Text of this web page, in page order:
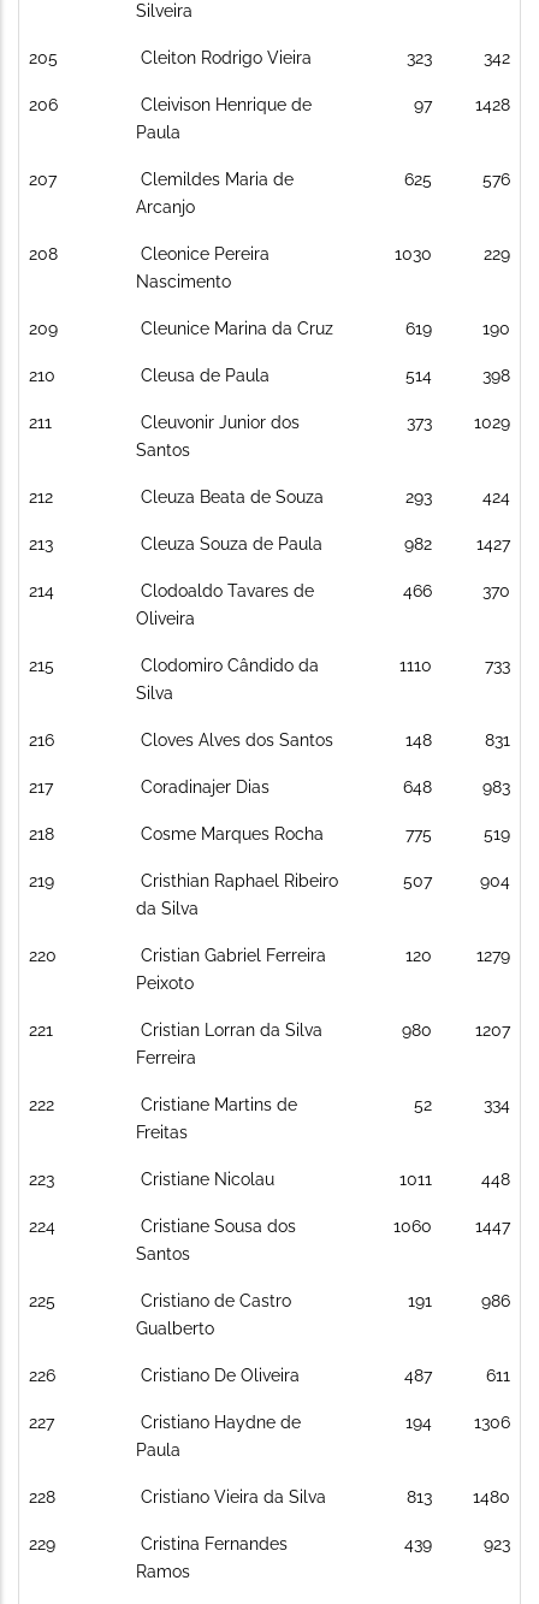
Silveira
205 Cleiton Rodrigo Vieira 323 342
206
Cleivison Henrique de
Paula
97 1428
207
Clemildes Maria de
Arcanjo
625 576
208
Cleonice Pereira
Nascimento
1030 229
209 Cleunice Marina da Cruz 619 190
210 Cleusa de Paula 514 398
211
Cleuvonir Junior dos
Santos
373 1029
212 Cleuza Beata de Souza 293 424
213 Cleuza Souza de Paula 982 1427
214
Clodoaldo Tavares de
Oliveira
466 370
215
Clodomiro Cândido da
Silva
1110 733
216 Cloves Alves dos Santos 148 831
217 Coradinajer Dias 648 983
218 Cosme Marques Rocha 775 519
219
Cristhian Raphael Ribeiro
da Silva
507 904
220
Cristian Gabriel Ferreira
Peixoto
120 1279
221
Cristian Lorran da Silva
Ferreira
980 1207
222
Cristiane Martins de
Freitas
52 334
223 Cristiane Nicolau 1011 448
224
Cristiane Sousa dos
Santos
1060 1447
225
Cristiano de Castro
Gualberto
191 986
226 Cristiano De Oliveira 487 611
227
Cristiano Haydne de
Paula
194 1306
228 Cristiano Vieira da Silva 813 1480
229
Cristina Fernandes
Ramos
439 923